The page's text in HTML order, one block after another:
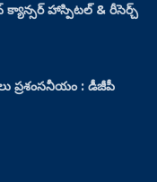
హాస్పిటల్ & రీసెర్చ్
ప్రశంసనీయం : డీజీపీ